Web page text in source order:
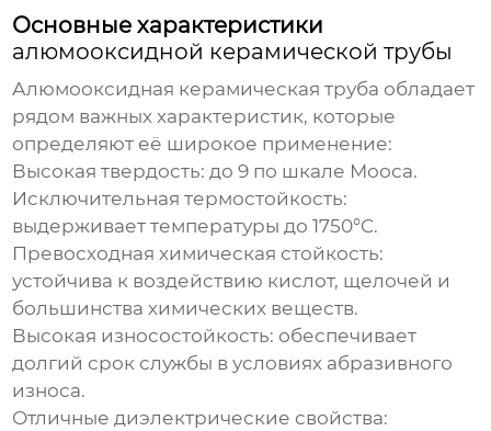
Основные характеристики
алюмооксидной керамической трубы
Алюмооксидная керамическая труба обладает
рядом важных характеристик, которые
определяют её широкое применение:
Высокая твердость: до 9 по шкале Мооса.
Исключительная термостойкость:
выдерживает температуры до 1750°C.
Превосходная химическая стойкость:
устойчива к воздействию кислот, щелочей и
большинства химических веществ.
Высокая износостойкость: обеспечивает
долгий срок службы в условиях абразивного
износа.
Отличные диэлектрические свойства: